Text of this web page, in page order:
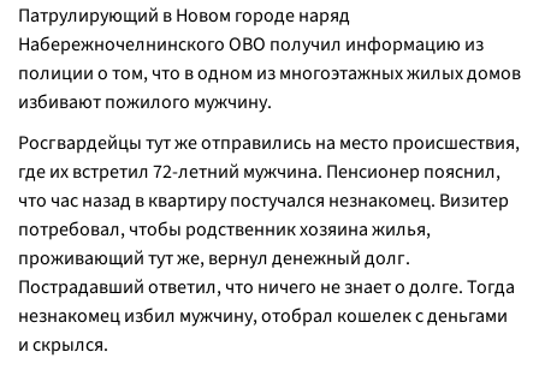
Патрулирующий в Новом городе наряд
Набережночелнинского ОВО получил информацию из
полиции о том, что в одном из многоэтажных жилых домов
избивают пожилого мужчину.
Росгвардейцы тут же отправились на место происшествия,
где их встретил 72-летний мужчина. Пенсионер пояснил,
что час назад в квартиру постучался незнакомец. Визитер
потребовал, чтобы родственник хозяина жилья,
проживающий тут же, вернул денежный долг.
Пострадавший ответил, что ничего не знает о долге. Тогда
незнакомец избил мужчину, отобрал кошелек с деньгами
и скрылся.